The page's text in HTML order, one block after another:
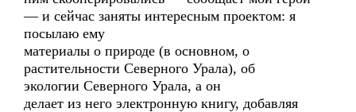
— и сейчас заняты интересным проектом: я
посылаю ему
материалы о природе (в основном, о
растительности Северного Урала), об
экологии Северного Урала, а он
делает из него электронную книгу, добавляя